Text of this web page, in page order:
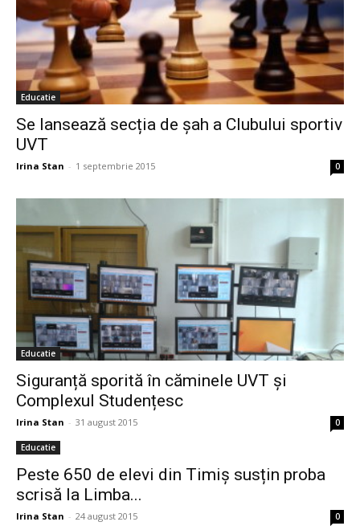
Educatie
Se lansează secția de șah a Clubului sportiv
UVT
Irina Stan - 1 septembrie 2015 0
Educatie
Siguranță sporită în căminele UVT și
Complexul Studențesc
Irina Stan - 31 august 2015 0
Educatie
Peste 650 de elevi din Timiș susțin proba
scrisă la Limba...
Irina Stan - 24 august 2015 0